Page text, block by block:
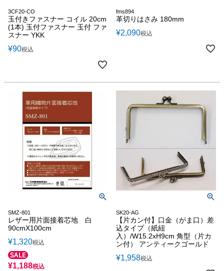
3CF20-CO
玉付きファスナー コイル 20cm
(1本) 玉付ファスナー 玉付 ファ
スナー YKK
¥90税込
fms894
革切りはさみ 180mm
¥2,090税込
SMZ-801
レザー用片面接着芯地 白
90cmX100cm
¥1,320税込
¥1,188税込
SK20-AG
【片カン付】口金（がま口）差
込タイプ（紙紐
入）/W15.2xH9cm 角型（片カ
ン付） アンティークゴールド
¥1,958税込